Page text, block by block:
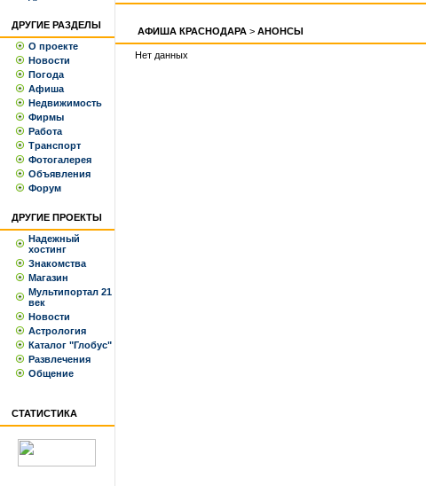
ДРУГИЕ РАЗДЕЛЫ
О проекте
Новости
Погода
Афиша
Недвижимость
Фирмы
Работа
Транспорт
Фотогалерея
Объявления
Форум
ДРУГИЕ ПРОЕКТЫ
Надежный
хостинг
Знакомства
Магазин
Мультипортал 21
век
Новости
Астрология
Каталог "Глобус"
Развлечения
Общение
СТАТИСТИКА
АФИША КРАСНОДАРА > АНОНСЫ
Нет данных